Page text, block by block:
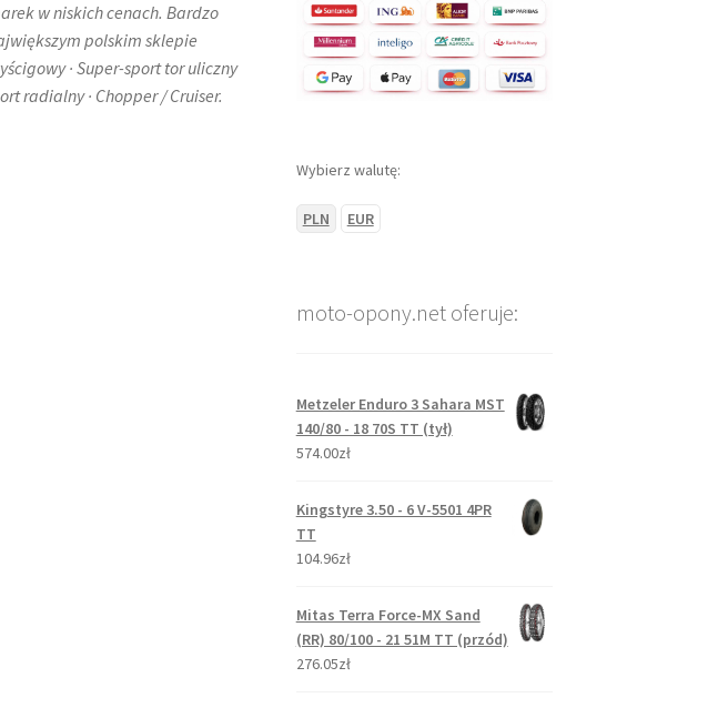
w niskich cenach. Bardzo
polskim sklepie
· Super-sport tor uliczny
radialny · Chopper / Cruiser.
Wybierz walutę:
PLN EUR
moto-opony.net oferuje:
Metzeler Enduro 3 Sahara MST
140/80 - 18 70S TT (tył)
574.00zł
Kingstyre 3.50 - 6 V-5501 4PR
TT
104.96zł
Mitas Terra Force-MX Sand
(RR) 80/100 - 21 51M TT (przód)
276.05zł